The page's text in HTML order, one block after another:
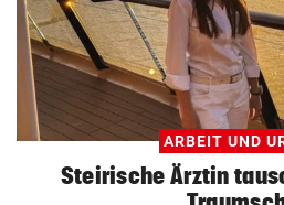
ARBEIT UND
Steirische Ärztin